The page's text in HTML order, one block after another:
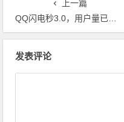
上一篇
QQ闪电秒3.0，用户量已破2百万人，老用户免费更新
发表评论